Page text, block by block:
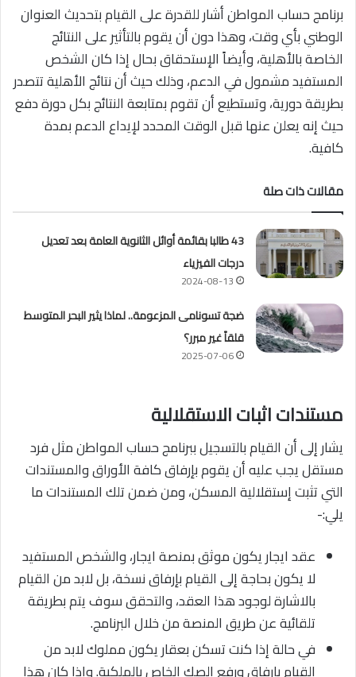
برنامج حساب المواطن أشار للقدرة على القيام بتحديث العنوان
الوطني بأي وقت، وهذا دون أن يقوم بالتأثير على النتائج
الخاصة بالأهلية، وأيضاً الإستحقاق بحال إذا كان الشخص
المستفيد مشمول في الدعم، وذلك حيث أن نتائج الأهلية تتصدر
بطريقة دورية، وتستطيع أن تقوم بمتابعة النتائج بكل دورة دفع
حيث إنه يعلن عنها قبل الوقت المحدد لإيداع الدعم بمدة
كافية.
مقالات ذات صلة
43 طالبا بقائمة أوائل الثانوية العامة بعد تعديل
درجات الفيزياء
2024-08-13
ضجة تسونامى المزعومة.. لماذا يثير البحر المتوسط
قلقاً غير مبرر؟
2025-07-06
مستندات اثبات الاستقلالية
يشار إلى أن القيام بالتسجيل ببرنامج حساب المواطن مثل فرد
مستقل يجب عليه أن يقوم بإرفاق كافة الأوراق والمستندات
التي تثبت إستقلالية المسكن، ومن ضمن تلك المستندات ما
يلي:-
عقد ايجار يكون موثق بمنصة ايجار، والشخص المستفيد
لا يكون بحاجة إلى القيام بإرفاق نسخة، بل لابد من القيام
بالاشارة لوجود هذا العقد، والتحقق سوف يتم بطريقة
تلقائية عن طريق المنصة من خلال البرنامج.
في حالة إذا كنت تسكن بعقار يكون مملوك لابد من
القيام بإرفاق ورفع الصك الخاص بالملكية. وإذا كان هذا